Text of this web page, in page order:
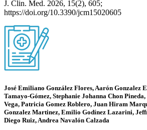
J. Clin. Med. 2026, 15(2), 605;
https://doi.org/10.3390/jcm15020605
José Emiliano González Flores, Aarón Gonzalez
Tamayo-Gómez, Stephanie Johanna Chon
Vega, Patricia Gomez Roblero, Juan Hiram
Gonzalez Martinez, Emilio Godínez Lazarini,
Diego Ruiz, Andrea Navalón Calzada